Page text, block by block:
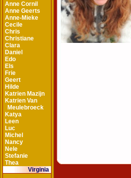
Anne Cornil
Anne Geerts
Anne-Mieke
Cecile
Chris
Christiane
Clara
Daniel
Edo
Els
Frie
Geert
Hilde
Katrien Mazijn
Katrien Van
Meulebroeck
Katya
Leen
Luc
Michel
Nancy
Nele
Stefanie
Thea
Virginia